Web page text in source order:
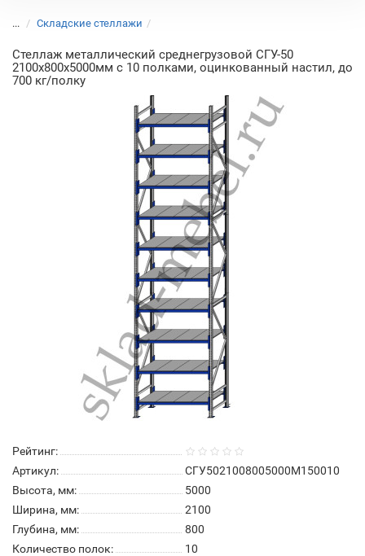
... Складские стеллажи
Стеллаж металлический среднегрузовой СГУ-50
2100х800х5000мм с 10 полками, оцинкованный настил, до
700 кг/полку
Рейтинг:
Артикул:
СГУ5021008005000М150010
Высота, мм:
5000
Ширина, мм:
2100
Глубина, мм:
800
Количество полок:
10